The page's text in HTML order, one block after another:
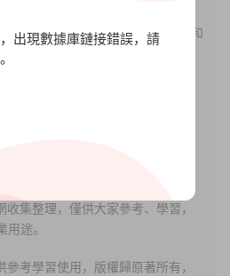
體，但并不代表本站贊同其觀點和
他商業活動，請您購買正版授權
的資源，請聯系我們。将會第一
集整理，僅供大家參考、學習，
途。
考學習使用，版權歸原著所有，
出現數據庫鏈接錯誤，請